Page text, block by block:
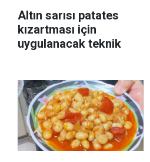
Altın sarısı patates
kızartması için
uygulanacak teknik